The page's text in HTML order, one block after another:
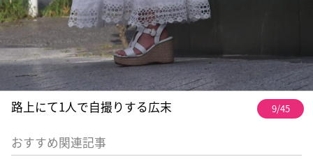
路上にて1人で自撮りする広末 9/45
おすすめ関連記事